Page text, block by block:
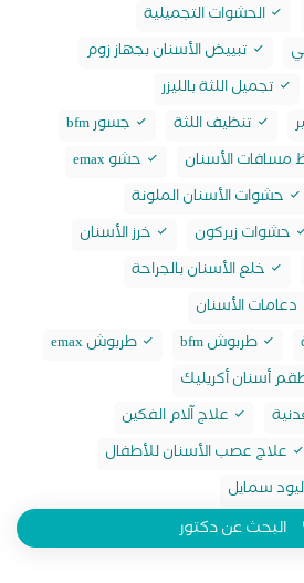
الحشوات التجميلية
تبييض الأسنان بجهاز زوم
تجميل اللثة بالليزر
تنظيف اللثة
جسور bfm
مسافات الأسنان
حشو emax
حشوات الأسنان الملونة
حشوات زيركون
خرز الأسنان
خلع الأسنان بالجراحة
دعامات الأسنان
طربوش bfm
طربوش emax
أسنان أكريليك
علاج آلام الفكين
علاج عصب الأسنان للأطفال
سمايل
البحث عن دكتور